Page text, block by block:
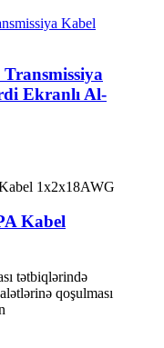
Ekranlı Al-
Kabel
tətbiqlərində
qoşulması